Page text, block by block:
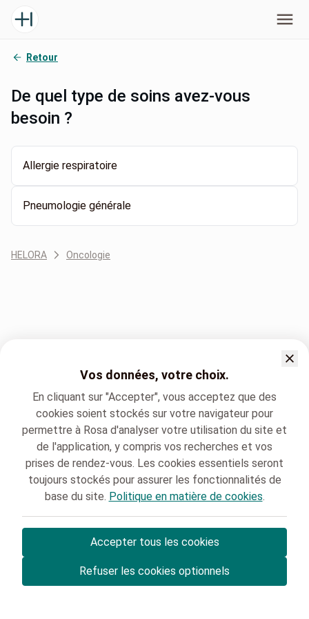
Retour
De quel type de soins avez-vous
besoin ?
Allergie respiratoire
Pneumologie générale
HELORA Oncologie
- Vos rendez-vous médicaux en Belgique 🇧🇪
Vos données, votre choix.
En cliquant sur "Accepter", vous acceptez que des
cookies soient stockés sur votre navigateur pour
permettre à Rosa d'analyser votre utilisation du site et
de l'application, y compris vos recherches et vos
prises de rendez-vous. Les cookies essentiels seront
toujours stockés pour assurer les fonctionnalités de
base du site. Politique en matière de cookies.
Accepter tous les cookies
Refuser les cookies optionnels